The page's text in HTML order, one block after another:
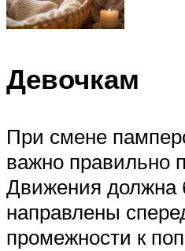
Девочкам
При смене
важно правильно
Движения должна
направлены
промежности к